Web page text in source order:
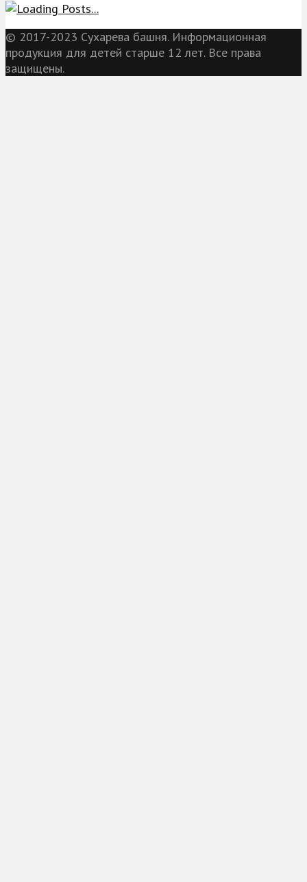
© 2017-2023 Сухарева башня. Информационная
продукция для детей старше 12 лет. Все права
защищены.